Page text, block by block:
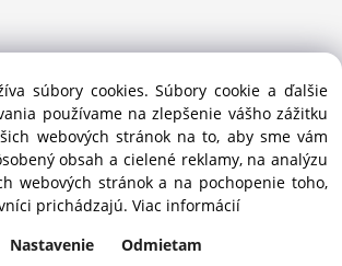
bežecké lyžovanie.
Salomon pomáhame športovcom
správnu výbavu do mesta i hôr.
- 2025 Sansport / info@sansport.sk / All
rights reserved
súbory cookies. Súbory cookie a ďalšie
používame na zlepšenie vášho zážitku
webových stránok na to, aby sme vám
obsah a cielené reklamy, na analýzu
webových stránok a na pochopenie toho,
prichádzajú. Viac informácií
Nastavenie Odmietam